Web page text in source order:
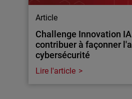
Article
Challenge Innovation
contribuer à façonner
cybersécurité
Lire l'article